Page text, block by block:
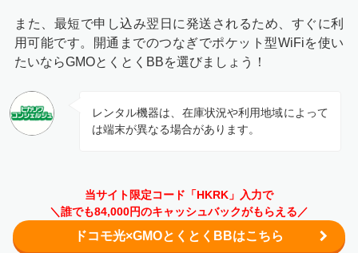
また、最短で申し込み翌日に発送されるため、すぐに利
用可能です。開通までのつなぎでポケット型WiFiを使い
たいならGMOとくとくBBを選びましょう！
レンタル機器は、在庫状況や利用地域によって
は端末が異なる場合があります。
当サイト限定コード「HKRK」入力で
＼誰でも84,000円のキャッシュバックがもらえる／
ドコモ光×GMOとくとくBBはこちら